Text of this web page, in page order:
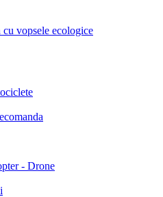
vopsele ecologice
- Drone